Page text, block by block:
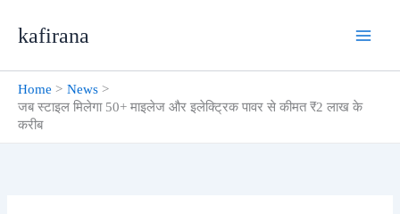
kafirana
Home
News
जब स्टाइल मिलेगा 50+ माइलेज और इलेक्ट्रिक पावर से कीमत ₹2 लाख के
करीब